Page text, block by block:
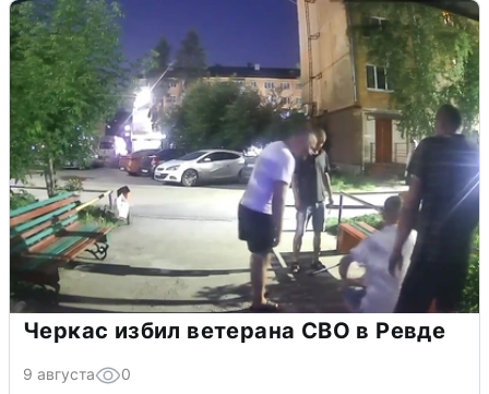
Черкас избил ветерана СВО в Ревде
9 августа 0